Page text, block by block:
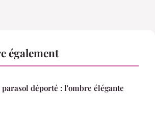
également
déporté : l'ombre élégante